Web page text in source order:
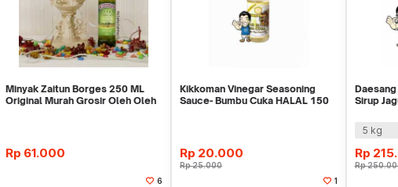
Minyak Zaitun Borges 250 ML
Original Murah Grosir Oleh Oleh
Rp 61.000
6
Kikkoman Vinegar Seasoning
Sauce- Bumbu Cuka HALAL 150
Rp 20.000
Rp25.000
1
Sirup
5 kg
Rp
Rp